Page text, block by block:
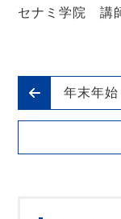
セナミ学院 講
年末年